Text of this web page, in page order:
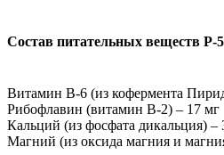
Состав питательных веществ P-
Витамин В-6 (из кофермента
Рибофлавин (витамин B-2) – 17 мг
Кальций (из фосфата дикальция) –
Магний (из оксида магния и